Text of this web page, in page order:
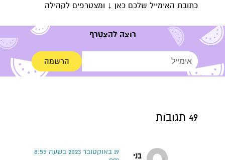
כתובת האימייל שלכם כאן ↓ ומצטרפים לקהילה
רוצה להצטרף
הרשמה
49 תגובות
בני
19 באוקטובר 2023 בשעה 8:55